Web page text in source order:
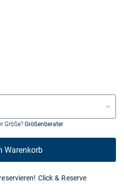
Größe? Größenberater
Warenkorb
Click & Reserve